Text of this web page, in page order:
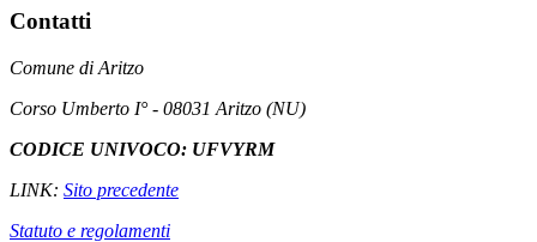
Contatti
Comune di Aritzo
Corso Umberto I° - 08031 Aritzo (NU)
CODICE UNIVOCO: UFVYRM
LINK: Sito precedente
Statuto e regolamenti